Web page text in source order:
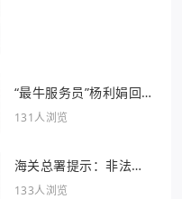
“最牛服务员”杨利娟回
归海底捞
131人浏览
海关总署提示：非法引
入异宠将被处罚
133人浏览